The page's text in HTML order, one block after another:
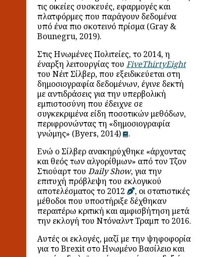
τις οικείες συσκευές, εφαρμογές και
πλατφόρμες που παράγουν δεδομένα
υπό ένα πιο σκοτεινό πρίσμα (Gray &
Bounegru, 2019).
Στις Ηνωμένες Πολιτείες, το 2014, η
έναρξη λειτουργίας του FiveThirtyEight
του Νέιτ Σίλβερ, που εξειδικεύεται στη
δημοσιογραφία δεδομένων, έγινε δεκτή
με αντιδράσεις για την υπερβολική
εμπιστοσύνη που έδειχνε σε
συγκεκριμένα είδη ποσοτικών μεθόδων,
περιφρονώντας τη «δημοσιογραφία
γνώμης» (Byers, 2014)
.
Ενώ ο Σίλβερ ανακηρύχθηκε «άρχοντας
και θεός των αλγορίθμων» από τον Τζον
Στιούαρτ του DailyShow, για την
επιτυχή πρόβλεψη του εκλογικού
αποτελέσματος το 2012
, οι στατιστικές
μέθοδοι που υποστήριξε δέχθηκαν
περαιτέρω κριτική και αμφισβήτηση μετά
την εκλογή του Ντόναλντ Τραμπ το 2016.
Αυτές οι εκλογές, μαζί με την ψηφοφορία
για το Brexit στο Ηνωμένο Βασίλειο και